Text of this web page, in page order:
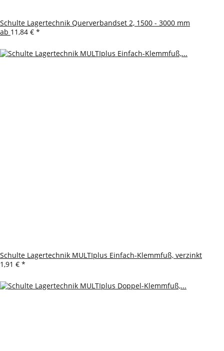
Schulte Lagertechnik Querverbandset 2, 1500 - 3000 mm
ab 11,84 € *
Schulte Lagertechnik MULTIplus Einfach-Klemmfuß, verzinkt
1,91 € *